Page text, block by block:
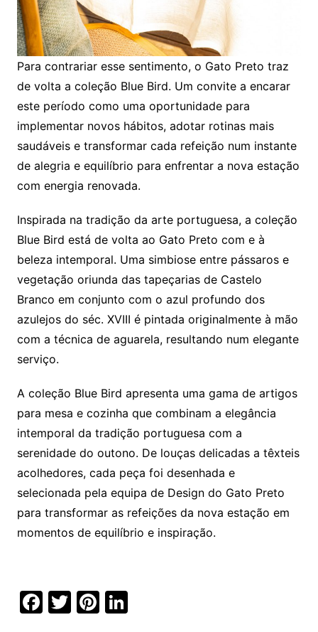
Para contrariar esse sentimento, o Gato Preto traz
de volta a coleção Blue Bird. Um convite a encarar
este período como uma oportunidade para
implementar novos hábitos, adotar rotinas mais
saudáveis e transformar cada refeição num instante
de alegria e equilíbrio para enfrentar a nova estação
com energia renovada.
Inspirada na tradição da arte portuguesa, a coleção
Blue Bird está de volta ao Gato Preto com e à
beleza intemporal. Uma simbiose entre pássaros e
vegetação oriunda das tapeçarias de Castelo
Branco em conjunto com o azul profundo dos
azulejos do séc. XVIII é pintada originalmente à mão
com a técnica de aguarela, resultando num elegante
serviço.
A coleção Blue Bird apresenta uma gama de artigos
para mesa e cozinha que combinam a elegância
intemporal da tradição portuguesa com a
serenidade do outono. De louças delicadas a têxteis
acolhedores, cada peça foi desenhada e
selecionada pela equipa de Design do Gato Preto
para transformar as refeições da nova estação em
momentos de equilíbrio e inspiração.
F T Pi Li